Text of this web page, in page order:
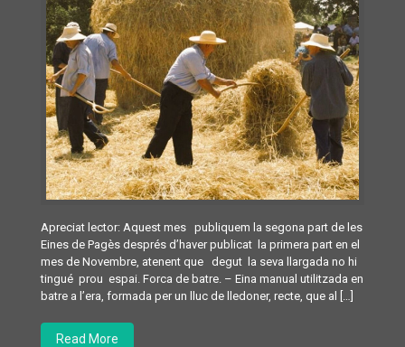
Apreciat lector: Aquest mes publiquem la segona part de les
Eines de Pagès després d’haver publicat la primera part en el
mes de Novembre, atenent que degut la seva llargada no hi
tingué prou espai. Forca de batre. – Eina manual utilitzada en
batre a l’era, formada per un lluc de lledoner, recte, que al […]
Read More